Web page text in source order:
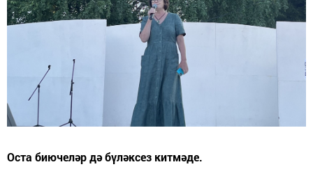
Оста биючеләр дә бүләксез китмәде.